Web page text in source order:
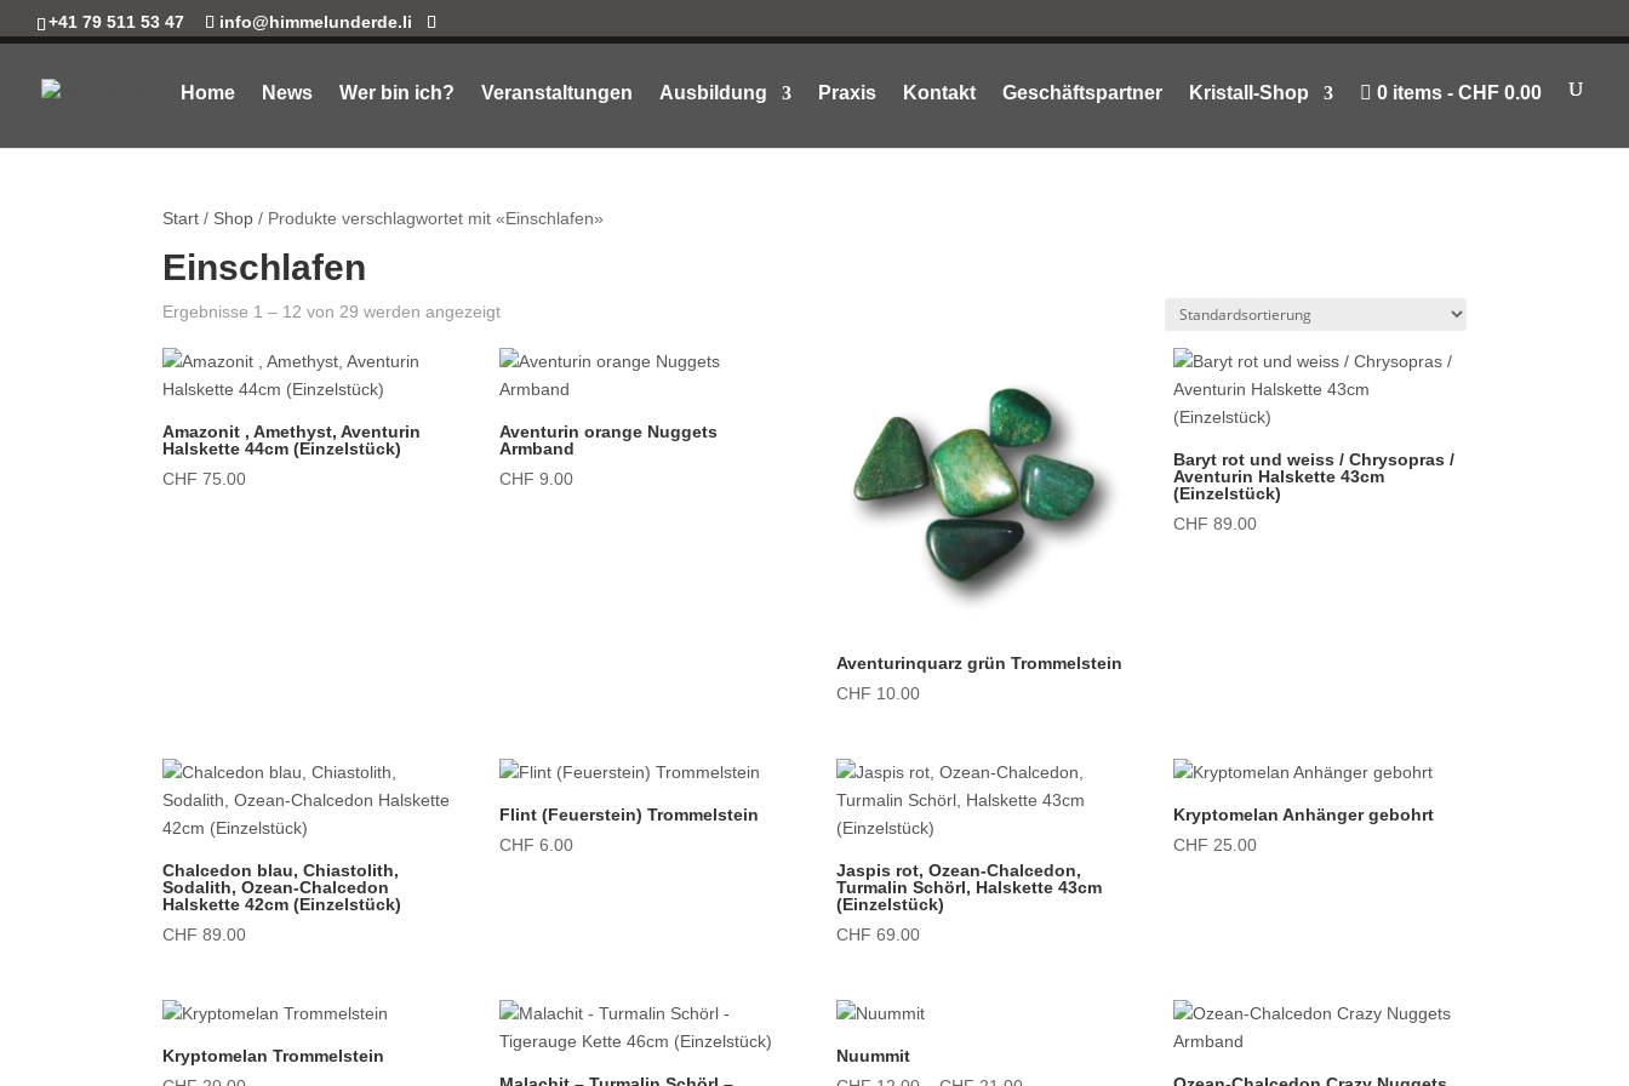
+41 79 511 53 47 info@himmelunderde.li
Home News Wer bin ich? Veranstaltungen Ausbildung Praxis Kontakt Geschäftspartner Kristall-Shop 0 items CHF 0.00
Start / Shop / Produkte verschlagwortet mit «Einschlafen»
Einschlafen
Ergebnisse 1 – 12 von 29 werden angezeigt
Amazonit , Amethyst, Aventurin
Halskette 44cm (Einzelstück)
CHF 75.00
Aventurin orange Nuggets
Armband
CHF 9.00
Aventurinquarz grün Trommelstein
CHF 10.00
Baryt rot und weiss / Chrysopras /
Aventurin Halskette 43cm
(Einzelstück)
CHF 89.00
Chalcedon blau, Chiastolith,
Sodalith, Ozean-Chalcedon
Halskette 42cm (Einzelstück)
CHF 89.00
Flint (Feuerstein) Trommelstein
CHF 6.00
Jaspis rot, Ozean-Chalcedon,
Turmalin Schörl, Halskette 43cm
(Einzelstück)
CHF 69.00
Kryptomelan Anhänger gebohrt
CHF 25.00
Kryptomelan Trommelstein
Nuummit